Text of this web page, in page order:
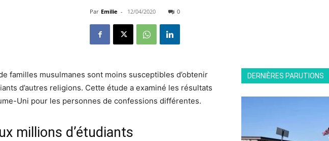
Par Emilie - 12/04/2020 0
familles musulmanes sont moins susceptibles d’obtenir
d’autres religions. Cette étude a examiné les résultats
Uni pour les personnes de confessions différentes.
millions d’étudiants
DERNIÈRES PARUTIONS